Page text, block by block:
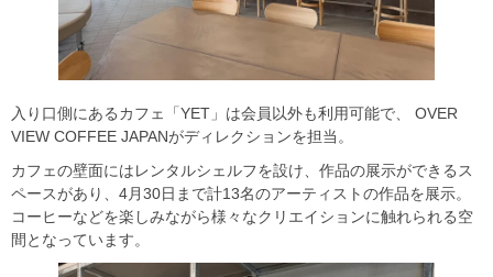
入り口側にあるカフェ「YET」は会員以外も利用可能で、 OVER
VIEW COFFEE JAPANがディレクションを担当。
カフェの壁面にはレンタルシェルフを設け、作品の展示ができるス
ペースがあり、4月30日まで計13名のアーティストの作品を展示。
コーヒーなどを楽しみながら様々なクリエイションに触れられる空
間となっています。